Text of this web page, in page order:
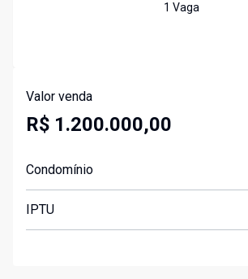
1 Vaga
Valor venda
R$ 1.200.000,00
Condomínio
IPTU